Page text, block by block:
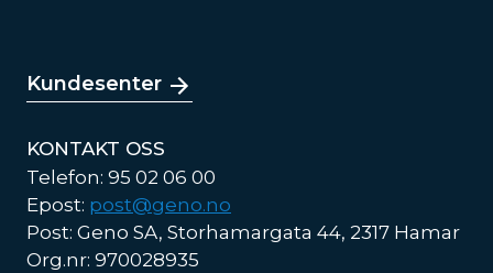
Kundesenter
KONTAKT OSS
Telefon: 95 02 06 00
Epost: post@geno.no
Post: Geno SA, Storhamargata 44, 2317 Hamar
Org.nr: 970028935